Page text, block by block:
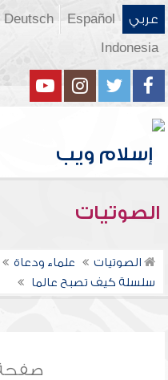
عربي Español
Deutsch
Indonesia
الصوتيات
الصوتيات علماء ودعاة
سلسلة كيف تصبح عالما
صفحة